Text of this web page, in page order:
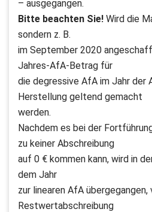
– ausgegangen.
Bitte beachten Sie! Wird die
sondern z. B.
im September 2020
Jahres-AfA-Betrag für
die degressive AfA im Jahr der
Herstellung geltend gemacht
werden.
Nachdem es bei der
zu keiner Abschreibung
auf 0 € kommen kann, wird in
dem Jahr
zur linearen AfA
Restwertabschreibung